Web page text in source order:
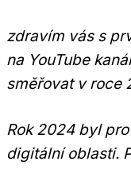
zdravím vás s
na YouTube
směřovat v roce
Rok 2024 byl
digitální oblasti.